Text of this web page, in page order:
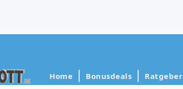
Home Bonusdeals Ratgeber